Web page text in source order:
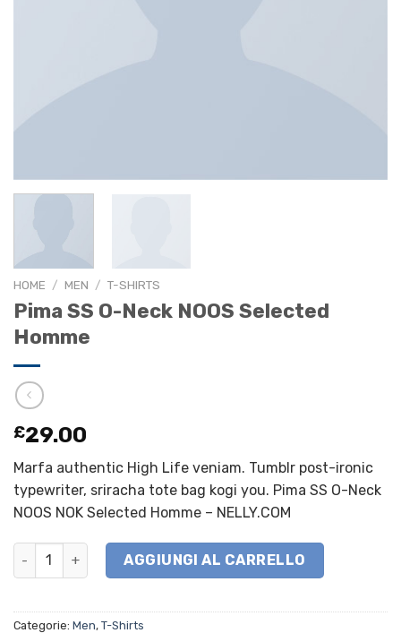
HOME / MEN / T-SHIRTS
Pima SS O-Neck NOOS Selected
Homme
£29.00
Marfa authentic High Life veniam. Tumblr post-ironic
typewriter, sriracha tote bag kogi you. Pima SS O-Neck
NOOS NOK Selected Homme – NELLY.COM
Pima SS O-Neck NOOS Selected Homme quantità
AGGIUNGI AL CARRELLO
Categorie: Men, T-Shirts